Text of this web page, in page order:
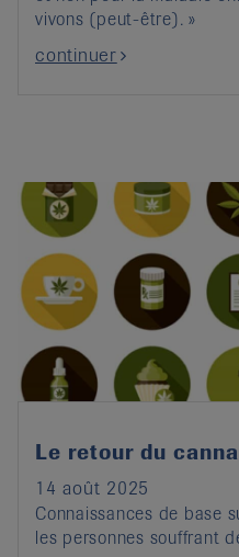
vivons (peut-être). »
continuer
Le retour du
14 août 2025
Connaissances de base
les personnes souffrant